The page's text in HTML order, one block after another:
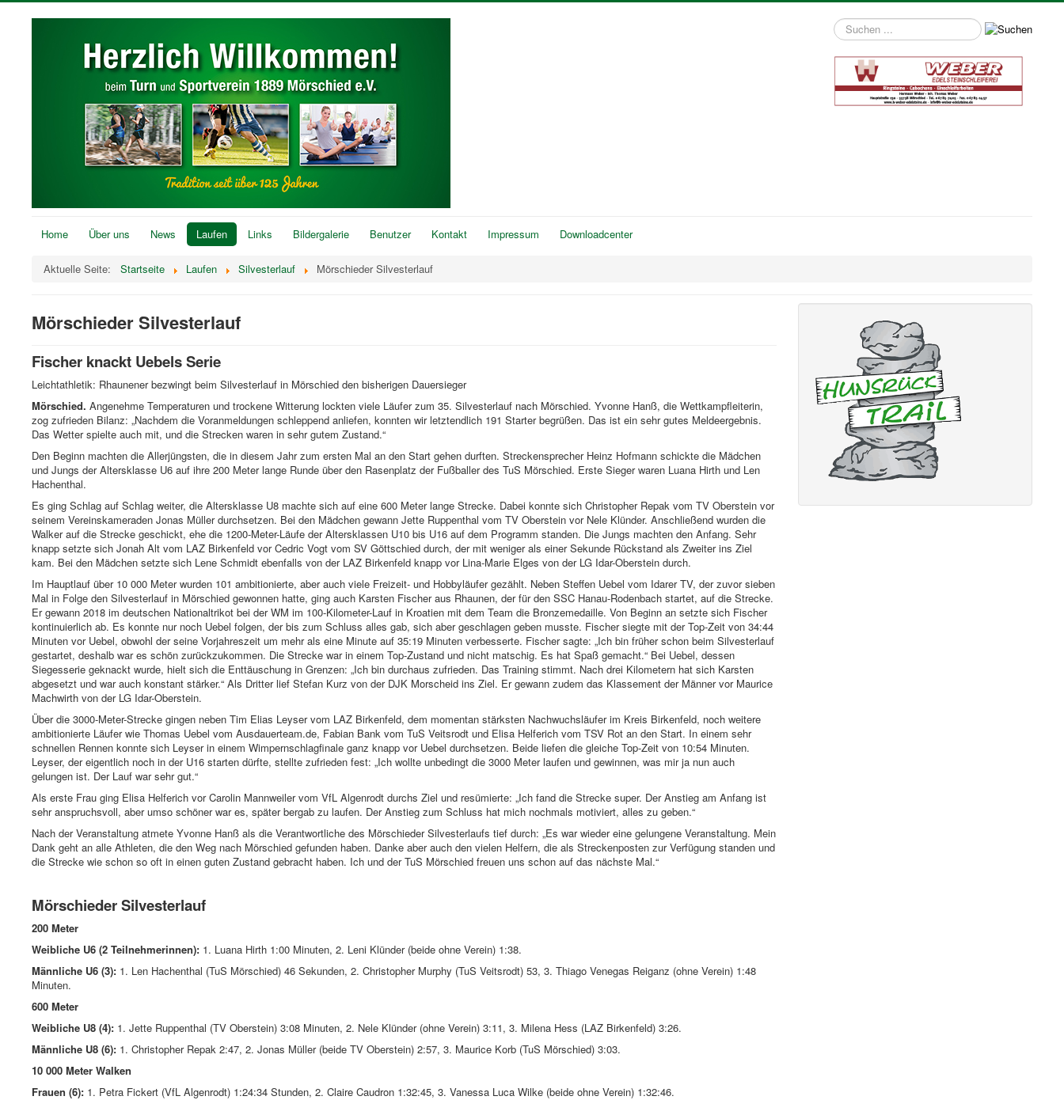
Suchen
...
Home Über uns News Laufen Links Bildergalerie Benutzer Kontakt Impressum Downloadcenter
Aktuelle Seite: Startseite Laufen Silvesterlauf Mörschieder Silvesterlauf
Mörschieder Silvesterlauf
Fischer knackt Uebels Serie
Leichtathletik: Rhaunener bezwingt beim Silvesterlauf in Mörschied den bisherigen Dauersieger
Mörschied. Angenehme Temperaturen und trockene Witterung lockten viele Läufer zum 35. Silvesterlauf nach Mörschied. Yvonne Hanß, die Wettkampfleiterin,
zog zufrieden Bilanz: „Nachdem die Voranmeldungen schleppend anliefen, konnten wir letztendlich 191 Starter begrüßen. Das ist ein sehr gutes Meldeergebnis.
Das Wetter spielte auch mit, und die Strecken waren in sehr gutem Zustand.“
Den Beginn machten die Allerjüngsten, die in diesem Jahr zum ersten Mal an den Start gehen durften. Streckensprecher Heinz Hofmann schickte die Mädchen
und Jungs der Altersklasse U6 auf ihre 200 Meter lange Runde über den Rasenplatz der Fußballer des TuS Mörschied. Erste Sieger waren Luana Hirth und Len
Hachenthal.
Es ging Schlag auf Schlag weiter, die Altersklasse U8 machte sich auf eine 600 Meter lange Strecke. Dabei konnte sich Christopher Repak vom TV Oberstein vor
seinem Vereinskameraden Jonas Müller durchsetzen. Bei den Mädchen gewann Jette Ruppenthal vom TV Oberstein vor Nele Klünder. Anschließend wurden die
Walker auf die Strecke geschickt, ehe die 1200-Meter-Läufe der Altersklassen U10 bis U16 auf dem Programm standen. Die Jungs machten den Anfang. Sehr
knapp setzte sich Jonah Alt vom LAZ Birkenfeld vor Cedric Vogt vom SV Göttschied durch, der mit weniger als einer Sekunde Rückstand als Zweiter ins Ziel
kam. Bei den Mädchen setzte sich Lene Schmidt ebenfalls von der LAZ Birkenfeld knapp vor Lina-Marie Elges von der LG Idar-Oberstein durch.
Im Hauptlauf über 10 000 Meter wurden 101 ambitionierte, aber auch viele Freizeit- und Hobbyläufer gezählt. Neben Steffen Uebel vom Idarer TV, der zuvor sieben
Mal in Folge den Silvesterlauf in Mörschied gewonnen hatte, ging auch Karsten Fischer aus Rhaunen, der für den SSC Hanau-Rodenbach startet, auf die Strecke.
Er gewann 2018 im deutschen Nationaltrikot bei der WM im 100-Kilometer-Lauf in Kroatien mit dem Team die Bronzemedaille. Von Beginn an setzte sich Fischer
kontinuierlich ab. Es konnte nur noch Uebel folgen, der bis zum Schluss alles gab, sich aber geschlagen geben musste. Fischer siegte mit der Top-Zeit von 34:44
Minuten vor Uebel, obwohl der seine Vorjahreszeit um mehr als eine Minute auf 35:19 Minuten verbesserte. Fischer sagte: „Ich bin früher schon beim Silvesterlauf
gestartet, deshalb war es schön zurückzukommen. Die Strecke war in einem Top-Zustand und nicht matschig. Es hat Spaß gemacht.“ Bei Uebel, dessen
Siegesserie geknackt wurde, hielt sich die Enttäuschung in Grenzen: „Ich bin durchaus zufrieden. Das Training stimmt. Nach drei Kilometern hat sich Karsten
abgesetzt und war auch konstant stärker.“ Als Dritter lief Stefan Kurz von der DJK Morscheid ins Ziel. Er gewann zudem das Klassement der Männer vor Maurice
Machwirth von der LG Idar-Oberstein.
Über die 3000-Meter-Strecke gingen neben Tim Elias Leyser vom LAZ Birkenfeld, dem momentan stärksten Nachwuchsläufer im Kreis Birkenfeld, noch weitere
ambitionierte Läufer wie Thomas Uebel vom Ausdauerteam.de, Fabian Bank vom TuS Veitsrodt und Elisa Helferich vom TSV Rot an den Start. In einem sehr
schnellen Rennen konnte sich Leyser in einem Wimpernschlagfinale ganz knapp vor Uebel durchsetzen. Beide liefen die gleiche Top-Zeit von 10:54 Minuten.
Leyser, der eigentlich noch in der U16 starten dürfte, stellte zufrieden fest: „Ich wollte unbedingt die 3000 Meter laufen und gewinnen, was mir ja nun auch
gelungen ist. Der Lauf war sehr gut.“
Als erste Frau ging Elisa Helferich vor Carolin Mannweiler vom VfL Algenrodt durchs Ziel und resümierte: „Ich fand die Strecke super. Der Anstieg am Anfang ist
sehr anspruchsvoll, aber umso schöner war es, später bergab zu laufen. Der Anstieg zum Schluss hat mich nochmals motiviert, alles zu geben.“
Nach der Veranstaltung atmete Yvonne Hanß als die Verantwortliche des Mörschieder Silvesterlaufs tief durch: „Es war wieder eine gelungene Veranstaltung. Mein
Dank geht an alle Athleten, die den Weg nach Mörschied gefunden haben. Danke aber auch den vielen Helfern, die als Streckenposten zur Verfügung standen und
die Strecke wie schon so oft in einen guten Zustand gebracht haben. Ich und der TuS Mörschied freuen uns schon auf das nächste Mal.“
Mörschieder Silvesterlauf
200 Meter
Weibliche U6 (2 Teilnehmerinnen): 1. Luana Hirth 1:00 Minuten, 2. Leni Klünder (beide ohne Verein) 1:38.
Männliche U6 (3): 1. Len Hachenthal (TuS Mörschied) 46 Sekunden, 2. Christopher Murphy (TuS Veitsrodt) 53, 3. Thiago Venegas Reiganz (ohne Verein) 1:48
Minuten.
600 Meter
Weibliche U8 (4): 1. Jette Ruppenthal (TV Oberstein) 3:08 Minuten, 2. Nele Klünder (ohne Verein) 3:11, 3. Milena Hess (LAZ Birkenfeld) 3:26.
Männliche U8 (6): 1. Christopher Repak 2:47, 2. Jonas Müller (beide TV Oberstein) 2:57, 3. Maurice Korb (TuS Mörschied) 3:03.
10 000 Meter Walken
Frauen (6): 1. Petra Fickert (VfL Algenrodt) 1:24:34 Stunden, 2. Claire Caudron 1:32:45, 3. Vanessa Luca Wilke (beide ohne Verein) 1:32:46.